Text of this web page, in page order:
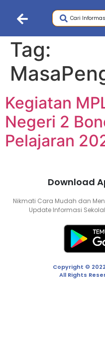
Tag:
Kegiatan
Negeri 2
Pelajaran
Download
Nikmati Cara Mudah dan
Update Informasi
Copyright ©
All Rights